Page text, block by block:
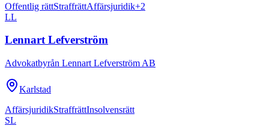
Offentlig rättStraffrättAffärsjuridik+2
LL
Lennart Lefverström
Advokatbyrån Lennart Lefverström AB
Karlstad
AffärsjuridikStraffrättInsolvensrätt
SL